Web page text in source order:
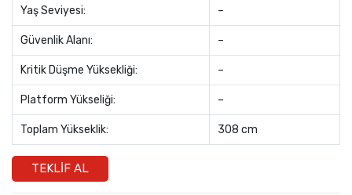
Yaş Seviyesi: –
Güvenlik Alanı: –
Kritik Düşme Yüksekliği: –
Platform Yükseliği: –
Toplam Yükseklik: 308 cm
TEKLIF AL